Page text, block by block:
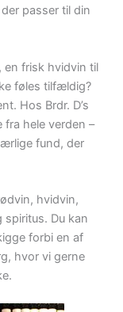
passer til din
en frisk hvidvin til
føles tilfældig?
Hos Brdr. D’s
hele verden –
fund, der
hvidvin,
spiritus. Du kan
forbi en af
hvor vi gerne